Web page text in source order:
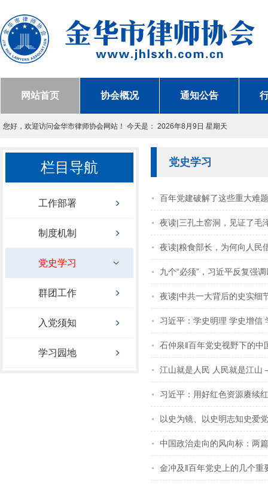
网站首页 协会概况 通知公告
您好，欢迎访问金华市律师协会网站！ 今天是： 2026年8月9日 星期天
栏目导航
工作部署
制度机制
党史学习
群团工作
入党须知
学习园地
党史学习
百年党建破解了这些重大难题
夜读|三孔土窑洞，见证了毛
夜读|粮食部长，为何向人民
九个“必须”，习近平反复强
夜读|中共一大背后的史实细
习近平：学史明理 学史增信
石仲泉‖百年党史视野下的中
江山就是人民 人民就是江
习近平：用好红色资源赓续
以史为镜、以史明志知史爱
中国政治走向的风向标：两
金冲及‖百年党史上的几个重